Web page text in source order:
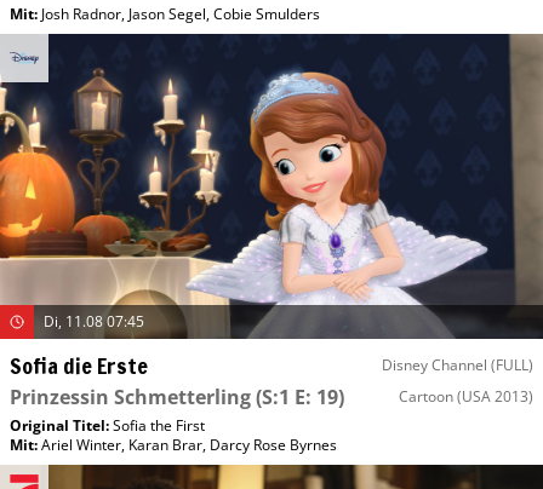
Mit: Josh Radnor, Jason Segel,Cobie Smulders
Di, 11.08 07:45
Sofia die Erste Disney Channel (FULL)
Prinzessin Schmetterling(S:1 E: 19) Cartoon(USA 2013)
Original Titel:Sofia the First
Mit:Ariel Winter, Karan Brar, Darcy Rose Byrnes